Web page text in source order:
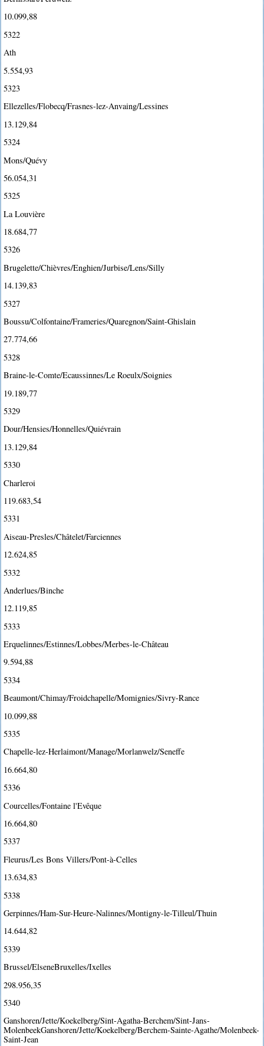
10.099,88
5322
Ath
5.554,93
5323
Ellezelles/Flobecq/Frasnes-lez-Anvaing/Lessines
13.129,84
5324
Mons/Quévy
56.054,31
5325
La Louvière
18.684,77
5326
Brugelette/Chièvres/Enghien/Jurbise/Lens/Silly
14.139,83
5327
Boussu/Colfontaine/Frameries/Quaregnon/Saint-Ghislain
27.774,66
5328
Braine-le-Comte/Ecaussinnes/Le Roeulx/Soignies
19.189,77
5329
Dour/Hensies/Honnelles/Quiévrain
13.129,84
5330
Charleroi
119.683,54
5331
Aiseau-Presles/Châtelet/Farciennes
12.624,85
5332
Anderlues/Binche
12.119,85
5333
Erquelinnes/Estinnes/Lobbes/Merbes-le-Château
9.594,88
5334
Beaumont/Chimay/Froidchapelle/Momignies/Sivry-Rance
10.099,88
5335
Chapelle-lez-Herlaimont/Manage/Morlanwelz/Seneffe
16.664,80
5336
Courcelles/Fontaine l'Evêque
16.664,80
5337
Fleurus/Les Bons Villers/Pont-à-Celles
13.634,83
5338
Gerpinnes/Ham-Sur-Heure-Nalinnes/Montigny-le-Tilleul/Thuin
14.644,82
5339
Brussel/ElseneBruxelles/Ixelles
298.956,35
5340
Ganshoren/Jette/Koekelberg/Sint-Agatha-Berchem/Sint-Jans-
MolenbeekGanshoren/Jette/Koekelberg/Berchem-Sainte-Agathe/Molenbeek-
Saint-Jean